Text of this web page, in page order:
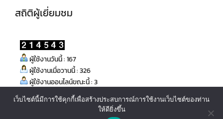
สถิติผู้เยี่ยมชม
ผู้ใช้งานวันนี้ : 167
ผู้ใช้งานเมื่อวานนี้ : 326
ผู้ใช้งานออนไลน์ขณะนี้ : 3
เว็บไซต์นี้มีการใช้คุกกี้เพื่อสร้างประสบการณ์การใช้งานเว็บไซต์ของท่าน
ให้ดียิ่งขึ้น
ติดต่อเรา/Contact us